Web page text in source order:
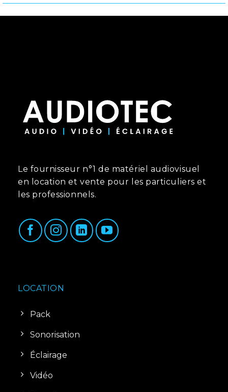
Le fournisseur n°1 de matériel audiovisuel
en location et vente pour les particuliers et
les professionnels.
LOCATION
Pack
Sonorisation
Éclairage
Vidéo